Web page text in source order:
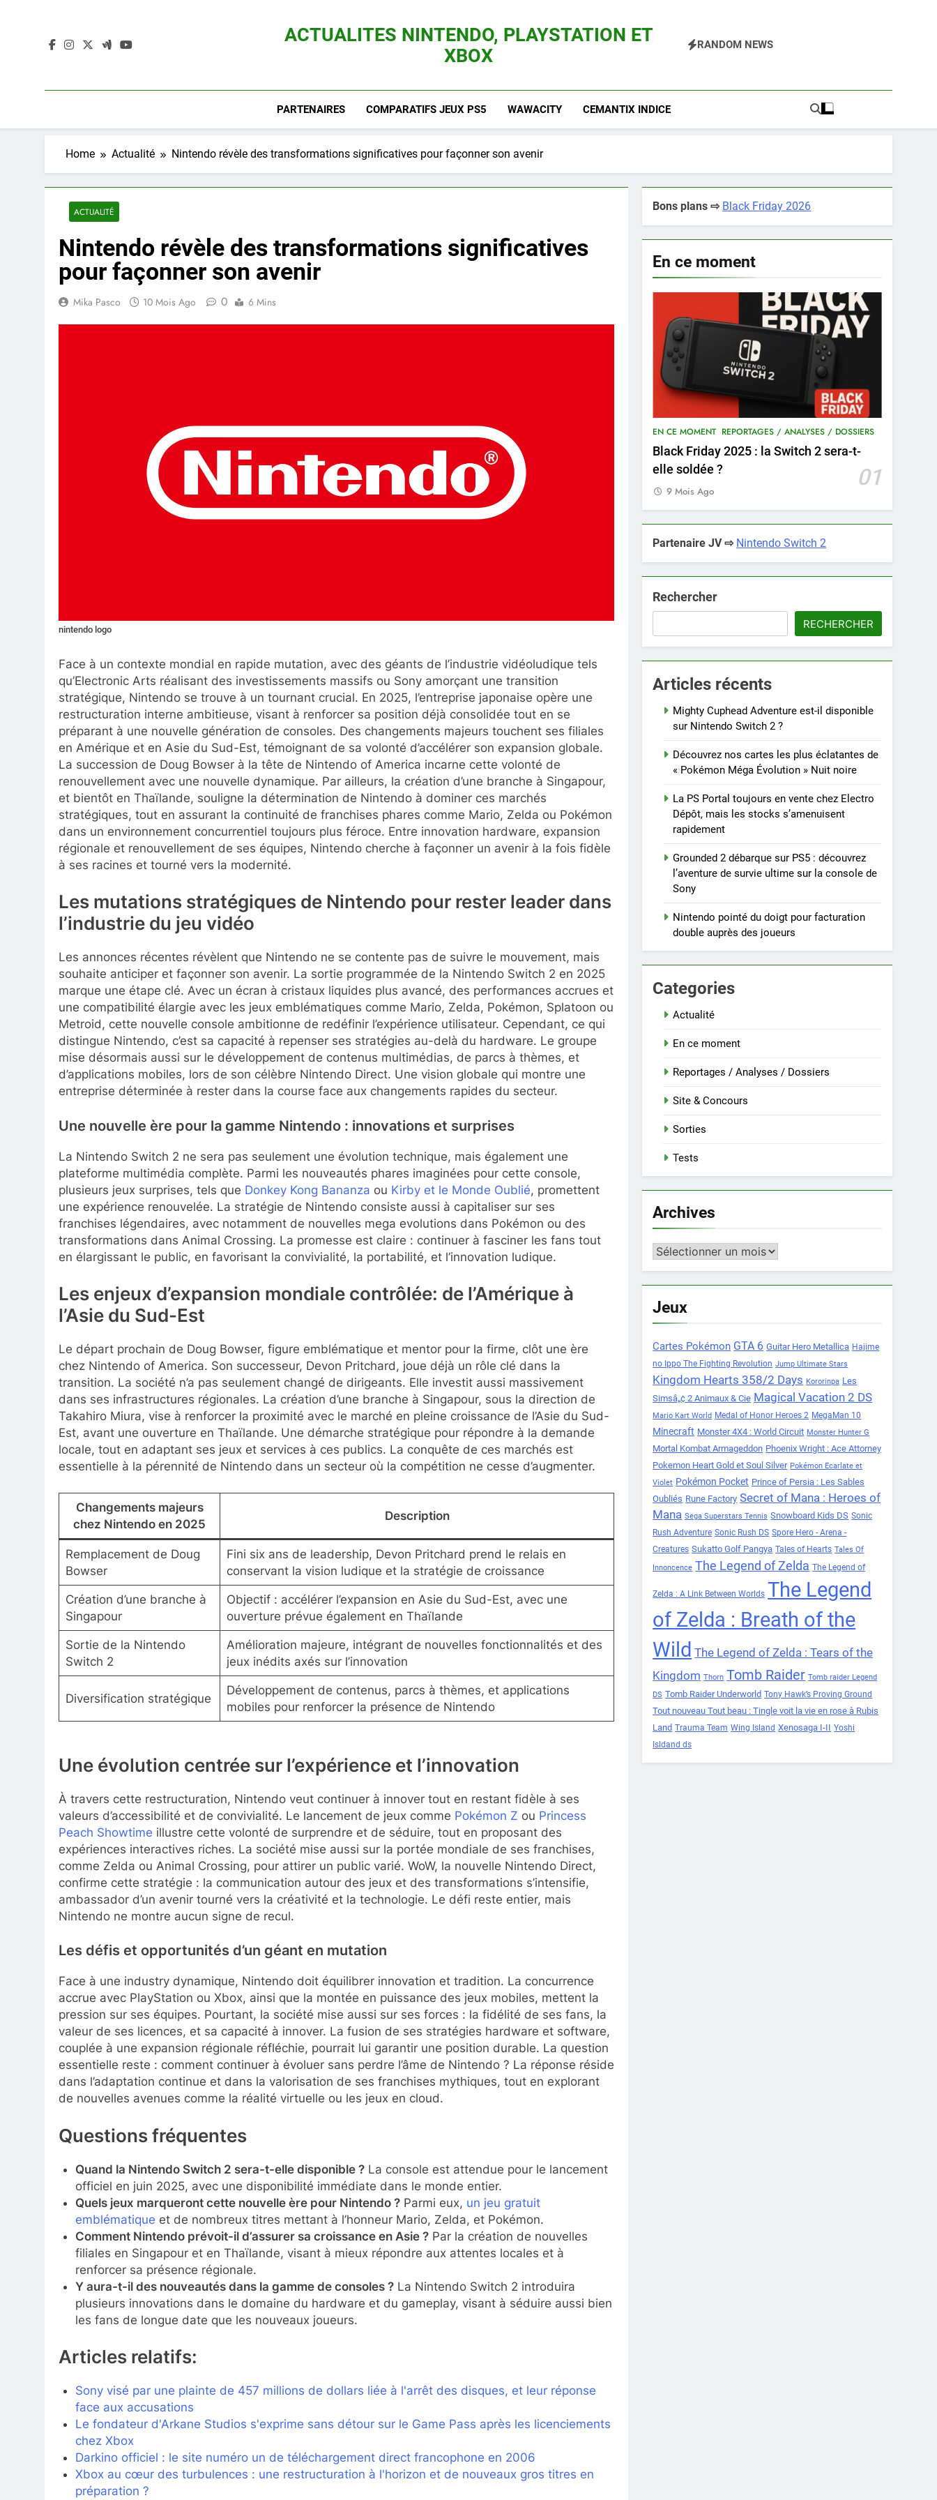
ACTUALITES NINTENDO, PLAYSTATION ET
XBOX
RANDOM NEWS
PARTENAIRES COMPARATIFS JEUX PS5 WAWACITY CEMANTIX INDICE
Home Actualité Nintendo révèle des transformations significatives pour façonner son avenir
ACTUALITÉ
Nintendo révèle des transformations significatives
pour façonner son avenir
Mika Pasco 10 Mois Ago 0 6 Mins
nintendo logo
Face à un contexte mondial en rapide mutation, avec des géants de l’industrie vidéoludique tels
qu’Electronic Arts réalisant des investissements massifs ou Sony amorçant une transition
stratégique, Nintendo se trouve à un tournant crucial. En 2025, l’entreprise japonaise opère une
restructuration interne ambitieuse, visant à renforcer sa position déjà consolidée tout en se
préparant à une nouvelle génération de consoles. Des changements majeurs touchent ses filiales
en Amérique et en Asie du Sud-Est, témoignant de sa volonté d’accélérer son expansion globale.
La succession de Doug Bowser à la tête de Nintendo of America incarne cette volonté de
renouvellement avec une nouvelle dynamique. Par ailleurs, la création d’une branche à Singapour,
et bientôt en Thaïlande, souligne la détermination de Nintendo à dominer ces marchés
stratégiques, tout en assurant la continuité de franchises phares comme Mario, Zelda ou Pokémon
dans un environnement concurrentiel toujours plus féroce. Entre innovation hardware, expansion
régionale et renouvellement de ses équipes, Nintendo cherche à façonner un avenir à la fois fidèle
à ses racines et tourné vers la modernité.
Les mutations stratégiques de Nintendo pour rester leader dans
l’industrie du jeu vidéo
Les annonces récentes révèlent que Nintendo ne se contente pas de suivre le mouvement, mais
souhaite anticiper et façonner son avenir. La sortie programmée de la Nintendo Switch 2 en 2025
marque une étape clé. Avec un écran à cristaux liquides plus avancé, des performances accrues et
une compatibilité élargie avec les jeux emblématiques comme Mario, Zelda, Pokémon, Splatoon ou
Metroid, cette nouvelle console ambitionne de redéfinir l’expérience utilisateur. Cependant, ce qui
distingue Nintendo, c’est sa capacité à repenser ses stratégies au-delà du hardware. Le groupe
mise désormais aussi sur le développement de contenus multimédias, de parcs à thèmes, et
d’applications mobiles, lors de son célèbre Nintendo Direct. Une vision globale qui montre une
entreprise déterminée à rester dans la course face aux changements rapides du secteur.
Une nouvelle ère pour la gamme Nintendo : innovations et surprises
La Nintendo Switch 2 ne sera pas seulement une évolution technique, mais également une
plateforme multimédia complète. Parmi les nouveautés phares imaginées pour cette console,
plusieurs jeux surprises, tels que Donkey Kong Bananza ou Kirby et le Monde Oublié, promettent
une expérience renouvelée. La stratégie de Nintendo consiste aussi à capitaliser sur ses
franchises légendaires, avec notamment de nouvelles mega evolutions dans Pokémon ou des
transformations dans Animal Crossing. La promesse est claire : continuer à fasciner les fans tout
en élargissant le public, en favorisant la convivialité, la portabilité, et l’innovation ludique.
Les enjeux d’expansion mondiale contrôlée: de l’Amérique à
l’Asie du Sud-Est
Le départ prochain de Doug Bowser, figure emblématique et mentor pour la firme, clôt une ère
chez Nintendo of America. Son successeur, Devon Pritchard, joue déjà un rôle clé dans la
transition. La société n’a pas seulement changé de dirigeants. Elle investit aussi massivement
dans ses infrastructures régionales. La création d’une branche à Singapour, sous la direction de
Takahiro Miura, vise à renforcer la proximité avec le marché en pleine croissance de l’Asie du Sud-
Est, avant une ouverture en Thaïlande. Une démarche stratégique pour répondre à la demande
locale, tout en adaptant ses jeux et services à ces publics. La conquête de ces marchés est
essentielle à la pérennité de Nintendo dans un secteur où la compétition ne cesse d’augmenter.
Changements majeurs
chez Nintendo en 2025
Description
Remplacement de Doug
Bowser
Fini six ans de leadership, Devon Pritchard prend le relais en
conservant la vision ludique et la stratégie de croissance
Création d’une branche à
Singapour
Objectif : accélérer l’expansion en Asie du Sud-Est, avec une
ouverture prévue également en Thaïlande
Sortie de la Nintendo
Switch 2
Amélioration majeure, intégrant de nouvelles fonctionnalités et des
jeux inédits axés sur l’innovation
Diversification stratégique
Développement de contenus, parcs à thèmes, et applications
mobiles pour renforcer la présence de Nintendo
Une évolution centrée sur l’expérience et l’innovation
À travers cette restructuration, Nintendo veut continuer à innover tout en restant fidèle à ses
valeurs d’accessibilité et de convivialité. Le lancement de jeux comme Pokémon Z ou Princess
Peach Showtime illustre cette volonté de surprendre et de séduire, tout en proposant des
expériences interactives riches. La société mise aussi sur la portée mondiale de ses franchises,
comme Zelda ou Animal Crossing, pour attirer un public varié. WoW, la nouvelle Nintendo Direct,
confirme cette stratégie : la communication autour des jeux et des transformations s’intensifie,
ambassador d’un avenir tourné vers la créativité et la technologie. Le défi reste entier, mais
Nintendo ne montre aucun signe de recul.
Les défis et opportunités d’un géant en mutation
Face à une industry dynamique, Nintendo doit équilibrer innovation et tradition. La concurrence
accrue avec PlayStation ou Xbox, ainsi que la montée en puissance des jeux mobiles, mettent la
pression sur ses équipes. Pourtant, la société mise aussi sur ses forces : la fidélité de ses fans, la
valeur de ses licences, et sa capacité à innover. La fusion de ses stratégies hardware et software,
couplée à une expansion régionale réfléchie, pourrait lui garantir une position durable. La question
essentielle reste : comment continuer à évoluer sans perdre l’âme de Nintendo ? La réponse réside
dans l’adaptation continue et dans la valorisation de ses franchises mythiques, tout en explorant
de nouvelles avenues comme la réalité virtuelle ou les jeux en cloud.
Questions fréquentes
Quand la Nintendo Switch 2 sera-t-elle disponible ?La console est attendue pour le lancement
officiel en juin 2025, avec une disponibilité immédiate dans le monde entier.
Quels jeux marqueront cette nouvelle ère pour Nintendo ?Parmi eux, un jeu gratuit
emblématique et de nombreux titres mettant à l’honneur Mario, Zelda, et Pokémon.
Comment Nintendo prévoit-il d’assurer sa croissance en Asie ?Par la création de nouvelles
filiales en Singapour et en Thaïlande, visant à mieux répondre aux attentes locales et à
renforcer sa présence régionale.
Y aura-t-il des nouveautés dans la gamme de consoles ?La Nintendo Switch 2 introduira
plusieurs innovations dans le domaine du hardware et du gameplay, visant à séduire aussi bien
les fans de longue date que les nouveaux joueurs.
Articles relatifs:
Sony visé par une plainte de 457 millions de dollars liée à l'arrêt des disques, et leur réponse
face aux accusations
Le fondateur d'Arkane Studios s'exprime sans détour sur le Game Pass après les licenciements
chez Xbox
Darkino officiel : le site numéro un de téléchargement direct francophone en 2006
Xbox au cœur des turbulences : une restructuration à l'horizon et de nouveaux gros titres en
préparation ?
Bons plans ⇨ Black Friday 2026
En ce moment
EN CE MOMENT REPORTAGES / ANALYSES / DOSSIERS
Black Friday 2025 : la Switch 2 sera-t-
elle soldée ?
01
9 Mois Ago
Partenaire JV ⇨ Nintendo Switch 2
Rechercher
RECHERCHER
Articles récents
Mighty Cuphead Adventure est-il disponible
sur Nintendo Switch 2 ?
Découvrez nos cartes les plus éclatantes de
« Pokémon Méga Évolution » Nuit noire
La PS Portal toujours en vente chez Electro
Dépôt, mais les stocks s’amenuisent
rapidement
Grounded 2 débarque sur PS5 : découvrez
l’aventure de survie ultime sur la console de
Sony
Nintendo pointé du doigt pour facturation
double auprès des joueurs
Categories
Actualité
En ce moment
Reportages / Analyses / Dossiers
Site & Concours
Sorties
Tests
Archives
Archives
Jeux
Cartes Pokémon GTA 6 Guitar Hero Metallica Hajime
no Ippo The Fighting Revolution Jump Ultimate Stars
Kingdom Hearts 358/2 Days Kororinpa Les
Simsâ„¢ 2 Animaux & Cie Magical Vacation 2 DS
Mario Kart World Medal of Honor Heroes 2 MegaMan 10
Minecraft Monster 4X4 : World Circuit Monster Hunter G
Mortal Kombat Armageddon Phoenix Wright : Ace Attorney
Pokemon Heart Gold et Soul Silver Pokémon Ecarlate et
Violet Pokémon Pocket Prince of Persia : Les Sables
Oubliés Rune Factory Secret of Mana : Heroes of
Mana Sega Superstars Tennis Snowboard Kids DS Sonic
Rush Adventure Sonic Rush DS Spore Hero - Arena -
Creatures Sukatto Golf Pangya Tales of Hearts Tales Of
Innoncence The Legend of Zelda The Legend of
Zelda : A Link Between Worlds The Legend
of Zelda : Breath of the
Wild The Legend of Zelda : Tears of the
Kingdom Thorn Tomb Raider Tomb raider Legend
DS Tomb Raider Underworld Tony Hawk’s Proving Ground
Tout nouveau Tout beau : Tingle voit la vie en rose à Rubis
Land Trauma Team Wing Island Xenosaga I-II Yoshi
Isldand ds